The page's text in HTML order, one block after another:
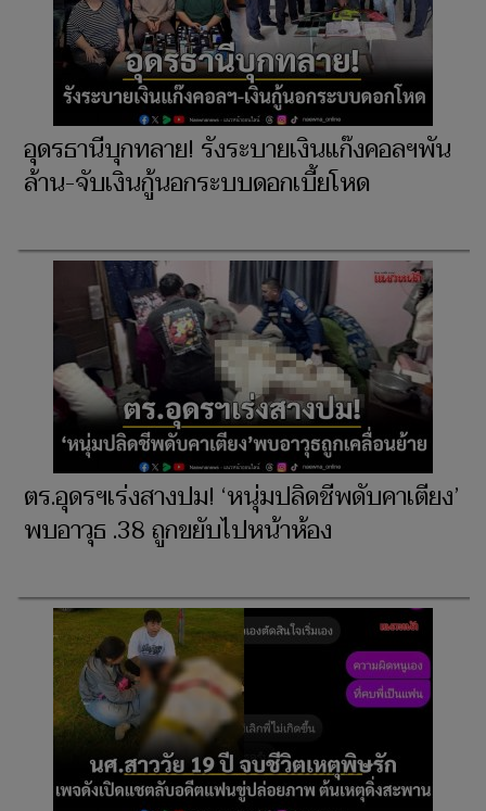
อุดรธานีบุกทลาย! รังระบายเงินแก๊งคอลฯพัน
ล้าน-จับเงินกู้นอกระบบดอกเบี้ยโหด
ตร.อุดรฯเร่งสางปม! ‘หนุ่มปลิดชีพดับคาเตียง’
พบอาวุธ .38 ถูกขยับไปหน้าห้อง